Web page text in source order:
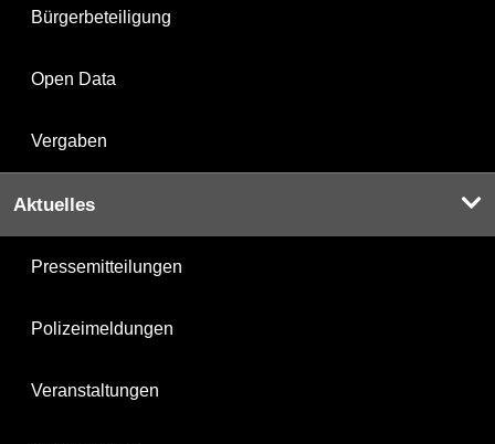
Bürgerbeteiligung
Open Data
Vergaben
Aktuelles
Pressemitteilungen
Polizeimeldungen
Veranstaltungen